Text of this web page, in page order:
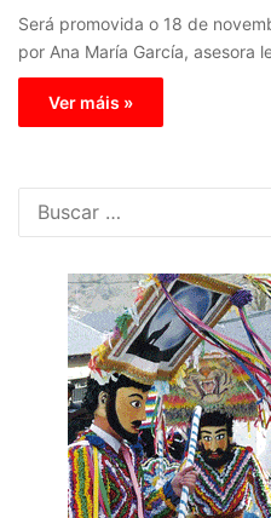
Será promovida o 18 de
por Ana María García, asesora
Ver máis »